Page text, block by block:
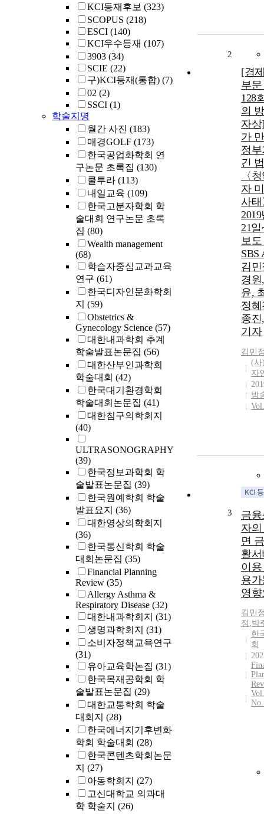
KCI등재후보 (323)
SCOPUS (218)
ESCI (140)
KCI우수등재 (107)
3903 (34)
SCIE (22)
구)KCI등재(통합) (7)
02 (2)
SSCI (1)
학술지명
월간 사진 (183)
매경GOLF (173)
한국공업화학회 연
구논문 초록집 (130)
쿨투라 (113)
내일교육 (109)
한국고분자학회 학
술대회 연구논문 초록
집 (80)
Wealth management
(68)
학습자중심교과교육
연구 (61)
한국디자인문화학회
지 (59)
Obstetrics &
Gynecology Science (57)
대한내과학회 추계
학술발표논문집 (56)
대한산부인과학회
학술대회 (42)
한국대기환경학회
학술대회논문집 (41)
대한침구의학회지
(40)
ULTRASONOGRAPHY
(39)
한국정보과학회 학
술발표논문집 (39)
한국원예학회 학술
발표요지 (36)
대한영상의학회지
(36)
한국통신학회 학술
대회논문집 (35)
Financial Planning
Review (35)
Allergy Asthma &
Respiratory Disease (32)
대한내과학회지 (31)
생명과학회지 (31)
소비자정책교육연구
(31)
유아교육학논집 (31)
한국목재공학회 학
술발표논문집 (29)
대한교통학회 학술
대회지 (28)
한국에너지기후변화
학회 학술대회 (28)
한국콘텐츠학회논문
지 (27)
아동학회지 (27)
고신대학교 의과대
학 학술지 (26)
2
[경
부문
128
의
자
가
정
긴
〈
자
사태
21일
보도
SBS
김
경
윤,
정
종
기자
김민
(사
자
방
3
금
자
면
활
이
용
영
김민
정 ,박
한
회